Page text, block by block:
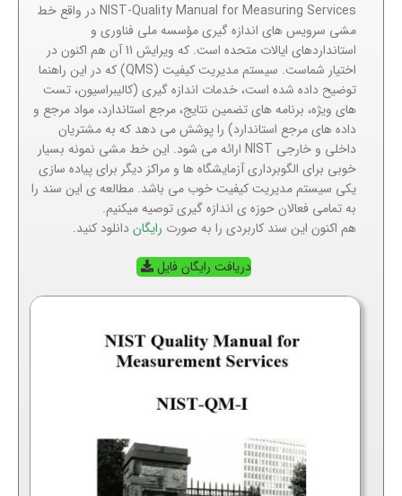
NIST-Quality Manual for Measuring Services در واقع خط
مشی سرویس های اندازه گیری مؤسسه ملی فناوری و
استانداردهای ایالات متحده است. که ویرایش 11 آن هم اکنون در
اختیار شماست. سیستم مدیریت کیفیت (QMS) که در این راهنما
توضیح داده شده است، خدمات اندازه گیری (کالیبراسیون، تست
های ویژه، برنامه های تضمین نتایج، مرجع استاندارد، مواد مرجع و
داده های مرجع استاندارد) را پوشش می دهد که به مشتریان
داخلی و خارجی NIST ارائه می شود. این خط مشی نمونه بسیار
خوبی برای الگوبرداری آزمایشگاه ها و مراکز دیگر برای پیاده سازی
یکی سیستم مدیریت کیفیت خوب می باشد. مطالعه ی این سند را
به تمامی فعالان حوزه ی اندازه گیری توصیه میکنیم.
هم اکنون این سند کاربردی را به صورت رایگاندانلود کنید.
دریافت رایگان فایل